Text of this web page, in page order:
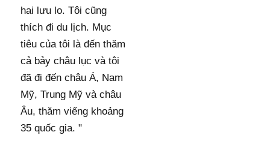
hai lưu lo. Tôi cũng
thích đi du lịch. Mục
tiêu của tôi là đến thăm
cả bảy châu lục và tôi
đã đi đến châu Á, Nam
Mỹ, Trung Mỹ và châu
Âu, thăm viếng khoảng
35 quốc gia. "